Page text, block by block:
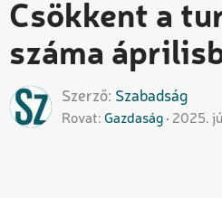
Csökkent a
száma
Szerző Szabadság
Rovat Gazdaság 2025.